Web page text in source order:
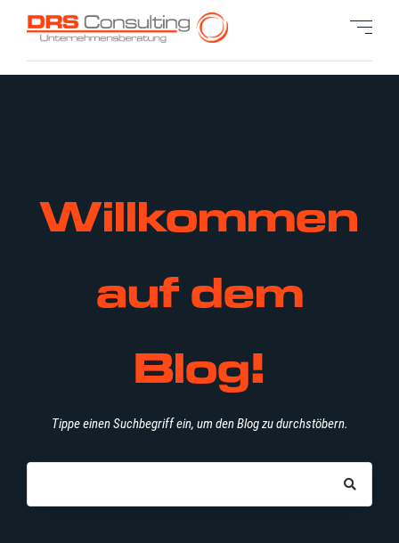
Willkommen
auf dem
Blog!
Tippe einen Suchbegriff ein, um den Blog zu durchstöbern.